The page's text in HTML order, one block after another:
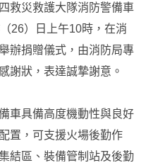
救災救護大隊消防警備車
26）日上午10時，在消
辦捐贈儀式，由消防局專
謝狀，表達誠摯謝意。
車具備高度機動性與良好
置，可支援火場後勤作
結區、裝備管制站及後勤